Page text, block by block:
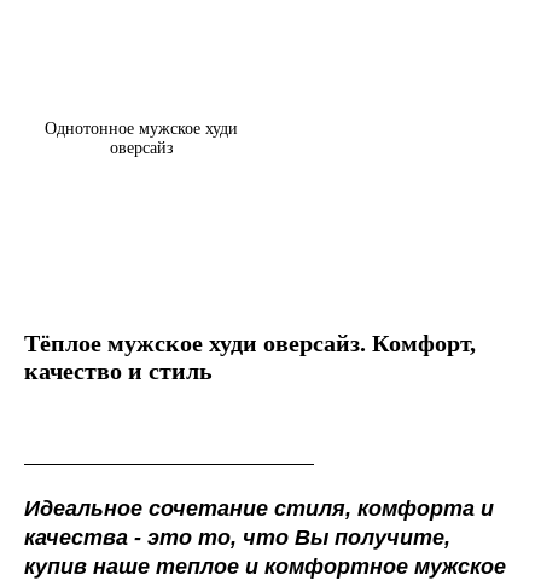
Однотонное мужское худи
оверсайз
Тёплое мужское худи оверсайз. Комфорт,
качество и стиль
Идеальное сочетание стиля, комфорта и
качества - это то, что Вы получите,
купив наше теплое и комфортное мужское